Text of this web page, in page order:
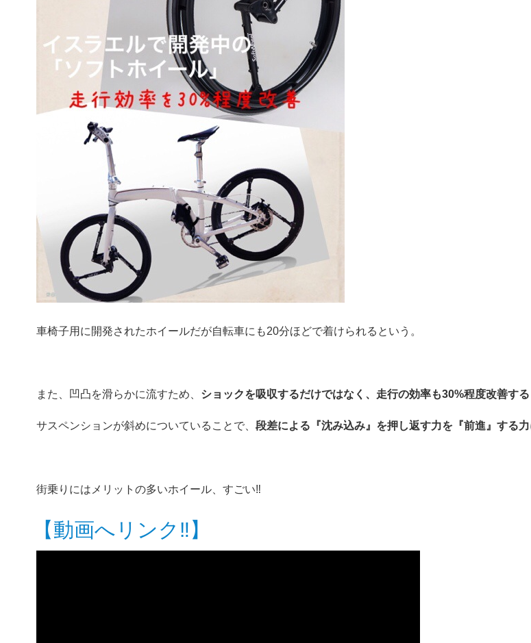
車椅子用に開発されたホイールだが自転車にも20分ほどで着けられるという。
また、凹凸を滑らかに流すため、 ショックを吸収するだけではなく、走行の効率も30%程度改善する
サスペンションが斜めについていることで、 段差による『沈み込み』を押し返す力を『前進』する力
街乗りにはメリットの多いホイール、すごい‼︎
【動画へリンク‼︎】